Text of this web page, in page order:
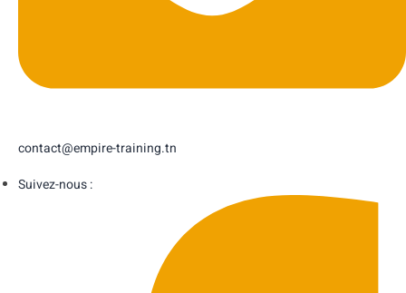
contact@empire-training.tn
Suivez-nous :